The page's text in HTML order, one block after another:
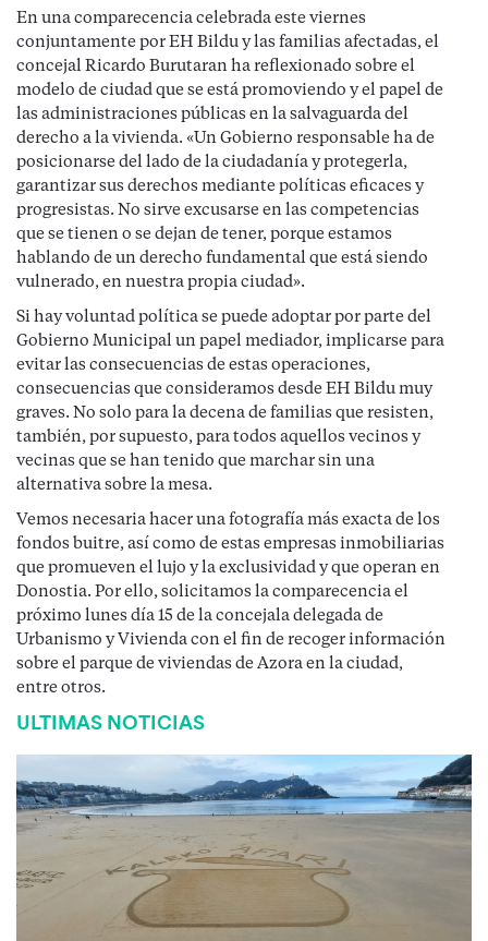
En una comparecencia celebrada este viernes
conjuntamente por EH Bildu y las familias afectadas, el
concejal Ricardo Burutaran ha reflexionado sobre el
modelo de ciudad que se está promoviendo y el papel de
las administraciones públicas en la salvaguarda del
derecho a la vivienda. «Un Gobierno responsable ha de
posicionarse del lado de la ciudadanía y protegerla,
garantizar sus derechos mediante políticas eficaces y
progresistas. No sirve excusarse en las competencias
que se tienen o se dejan de tener, porque estamos
hablando de un derecho fundamental que está siendo
vulnerado, en nuestra propia ciudad».
Si hay voluntad política se puede adoptar por parte del
Gobierno Municipal un papel mediador, implicarse para
evitar las consecuencias de estas operaciones,
consecuencias que consideramos desde EH Bildu muy
graves. No solo para la decena de familias que resisten,
también, por supuesto, para todos aquellos vecinos y
vecinas que se han tenido que marchar sin una
alternativa sobre la mesa.
Vemos necesaria hacer una fotografía más exacta de los
fondos buitre, así como de estas empresas inmobiliarias
que promueven el lujo y la exclusividad y que operan en
Donostia. Por ello, solicitamos la comparecencia el
próximo lunes día 15 de la concejala delegada de
Urbanismo y Vivienda con el fin de recoger información
sobre el parque de viviendas de Azora en la ciudad,
entre otros.
ULTIMAS NOTICIAS